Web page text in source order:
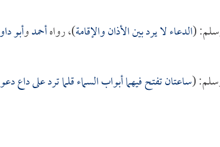
(الدعاء لا يرد بين الأذان والإقامة)، رواهأحمدوأبو
(ساعتان تفتح فيهما أبواب السماء قلما ترد على داع